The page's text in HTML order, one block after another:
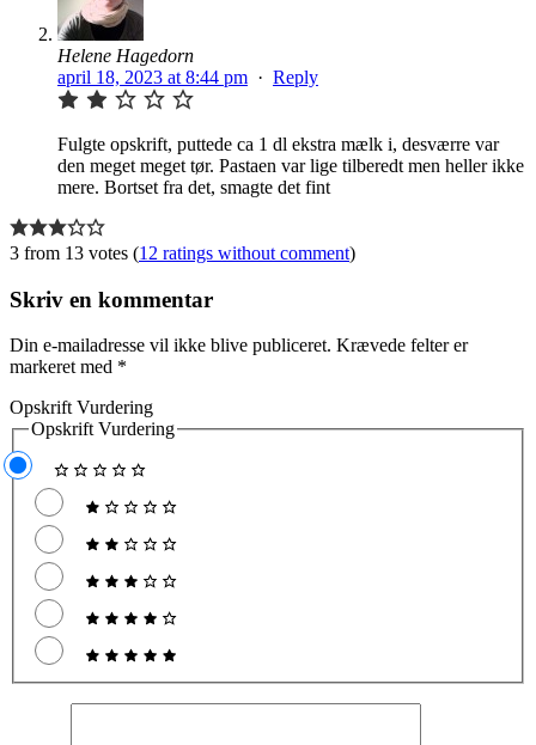
Helene Hagedorn
april 18, 2023 at 8:44 pm · Reply
Fulgte opskrift, puttede ca 1 dl ekstra mælk i, desværre var
den meget meget tør. Pastaen var lige tilberedt men heller ikke
mere. Bortset fra det, smagte det fint
3 from 13 votes (12 ratings without comment)
Skriv en kommentar
Din e-mailadresse vil ikke blive publiceret. Krævede felter er
markeret med *
Opskrift Vurdering
Opskrift Vurdering